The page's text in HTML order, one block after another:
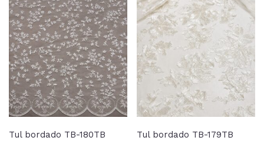
Tul bordado TB-180TB
Tul bordado TB-179TB